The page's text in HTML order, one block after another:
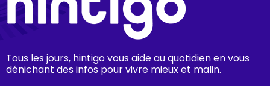
Tous les jours, hintigo vous aide au quotidien en vous
dénichant des infos pour vivre mieux et malin.